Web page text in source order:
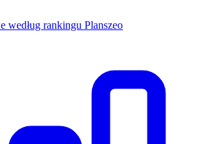
według rankingu Planszeo